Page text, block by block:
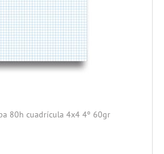
80h cuadrícula 4x4 4º 60gr